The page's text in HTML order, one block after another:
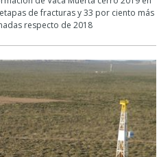
de fracturas y 33 por ciento más
respecto de 2018